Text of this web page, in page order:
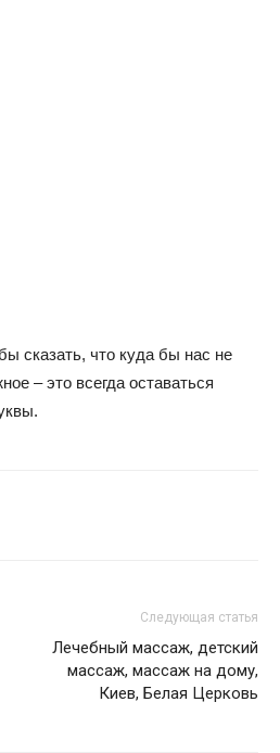
сказать, что куда бы нас не
– это всегда оставаться
Следующая статья
Лечебный массаж, детский
массаж, массаж на дому,
Киев, Белая Церковь